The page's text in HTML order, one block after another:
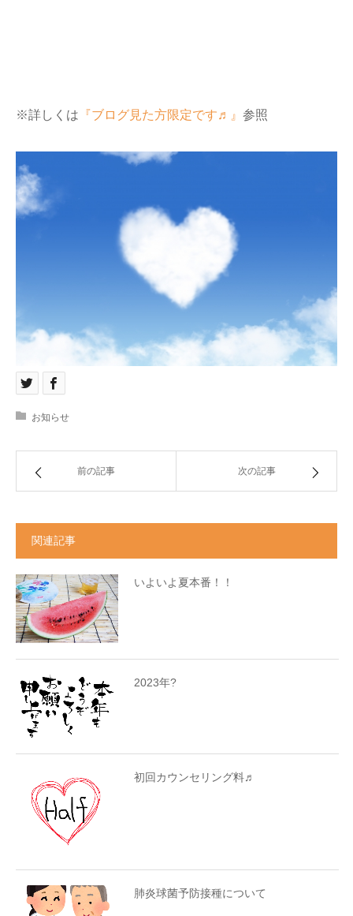
※詳しくは 『ブログ見た方限定です♬』 参照
お知らせ
前の記事 次の記事
関連記事
いよいよ夏本番！！
2023年?
初回カウンセリング料♬
肺炎球菌予防接種について